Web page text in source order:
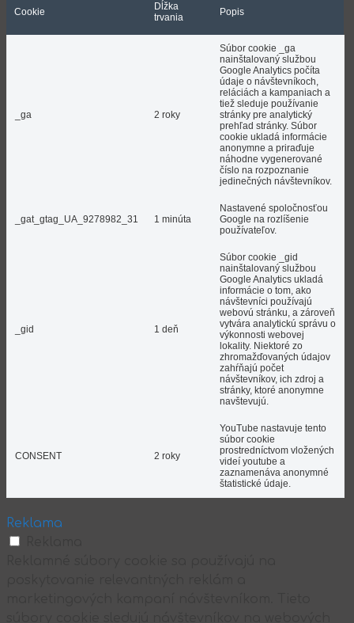
Cookie
Dĺžka
trvania
Popis
_ga 2 roky
Súbor cookie _ga
nainštalovaný službou
Google Analytics počíta
údaje o návštevníkoch,
reláciách a kampaniach a
tiež sleduje používanie
stránky pre analytický
prehľad stránky. Súbor
cookie ukladá informácie
anonymne a priraďuje
náhodne vygenerované
číslo na rozpoznanie
jedinečných návštevníkov.
_gat_gtag_UA_9278982_31 1 minúta
Nastavené spoločnosťou
Google na rozlíšenie
používateľov.
_gid 1 deň
Súbor cookie _gid
nainštalovaný službou
Google Analytics ukladá
informácie o tom, ako
návštevníci používajú
webovú stránku, a zároveň
vytvára analytickú správu o
výkonnosti webovej
lokality. Niektoré zo
zhromažďovaných údajov
zahŕňajú počet
návštevníkov, ich zdroj a
stránky, ktoré anonymne
navštevujú.
CONSENT 2 roky
YouTube nastavuje tento
súbor cookie
prostredníctvom vložených
videí youtube a
zaznamenáva anonymné
štatistické údaje.
Reklama